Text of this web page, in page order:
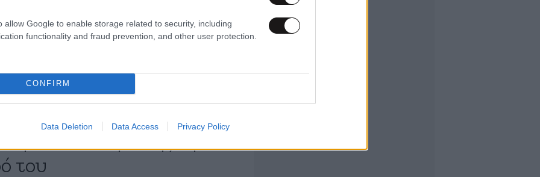
allow Google to enable storage related to security, including
functionality and fraud prevention, and other user protection.
CONFIRM
Data Deletion Data Access Privacy Policy
ότι ο άνδρας της την απατά με την
εκδικηθεί δαγκώνοντας το μόριο του. Η
δύο χρόνια για την πράξη της, αλλά
της φίλη, καθώς όταν τους «έπιασε στα
της. Αργότερα μετανιωμένη για την
για να παραλάβει τους τραυματίες.
τον άνδρα της αφού
του